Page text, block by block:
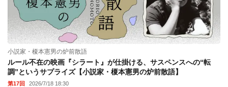
小説家・榎本憲男の炉前散語
ルール不在の映画『シラート』が仕掛ける、サスペンスへの“転
調”というサプライズ【小説家・榎本憲男の炉前散語】
第17回 2026/7/18 18:30